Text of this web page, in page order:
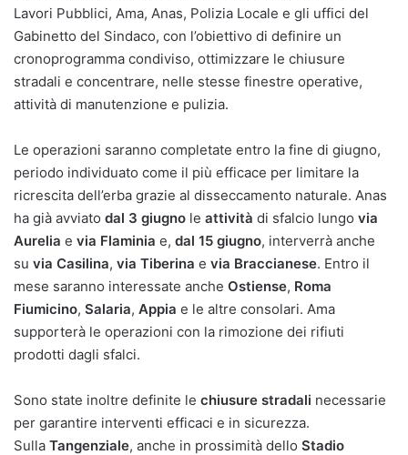
Lavori Pubblici, Ama, Anas, Polizia Locale e gli uffici del
Gabinetto del Sindaco, con l’obiettivo di definire un
cronoprogramma condiviso, ottimizzare le chiusure
stradali e concentrare, nelle stesse finestre operative,
attività di manutenzione e pulizia.
Le operazioni saranno completate entro la fine di giugno,
periodo individuato come il più efficace per limitare la
ricrescita dell’erba grazie al disseccamento naturale. Anas
ha già avviato dal 3 giugno le attività di sfalcio lungo via
Aurelia e via Flaminia e, dal 15 giugno, interverrà anche
su via Casilina, via Tiberina e via Braccianese. Entro il
mese saranno interessate anche Ostiense, Roma
Fiumicino, Salaria, Appia e le altre consolari. Ama
supporterà le operazioni con la rimozione dei rifiuti
prodotti dagli sfalci.
Sono state inoltre definite le chiusure stradali necessarie
per garantire interventi efficaci e in sicurezza.
Sulla Tangenziale, anche in prossimità dello Stadio